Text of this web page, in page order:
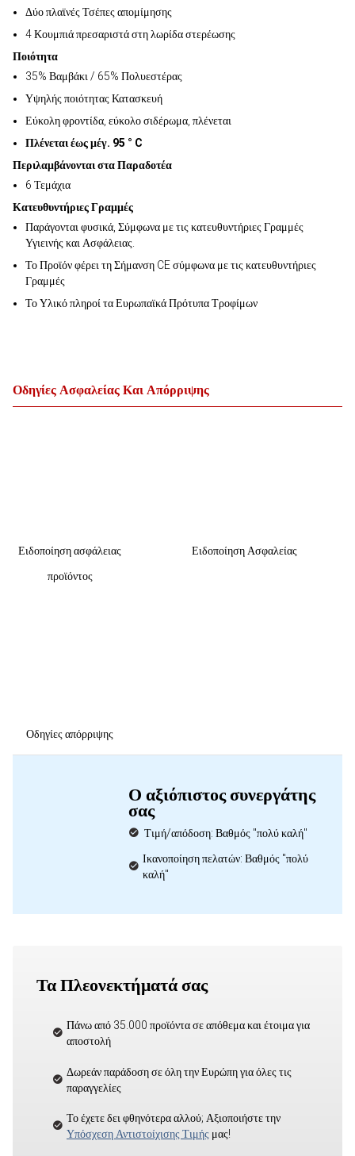
Δύο πλαϊνές Τσέπες απομίμησης
4 Κουμπιά πρεσαριστά στη λωρίδα στερέωσης
Ποιότητα
35% Βαμβάκι / 65% Πολυεστέρας
Υψηλής ποιότητας Κατασκευή
Εύκολη φροντίδα, εύκολο σιδέρωμα, πλένεται
Πλένεται έως μέγ. 95 ° C
Περιλαμβάνονται στα Παραδοτέα
6 Τεμάχια
Κατευθυντήριες Γραμμές
Παράγονται φυσικά, Σύμφωνα με τις κατευθυντήριες Γραμμές
Υγιεινής και Ασφάλειας.
Το Προϊόν φέρει τη Σήμανση CE σύμφωνα με τις κατευθυντήριες
Γραμμές
Το Υλικό πληροί τα Ευρωπαϊκά Πρότυπα Τροφίμων
Οδηγίες Ασφαλείας Και Απόρριψης
Ειδοποίηση ασφάλειας
προϊόντος
Ειδοποίηση Ασφαλείας
Οδηγίες απόρριψης
Ο αξιόπιστος συνεργάτης
σας
Τιμή/απόδοση: Βαθμός "πολύ καλή"
Ικανοποίηση πελατών: Βαθμός "πολύ
καλή"
Τα Πλεονεκτήματά σας
Πάνω από 35.000 προϊόντα σε απόθεμα και έτοιμα για
αποστολή
Δωρεάν παράδοση σε όλη την Ευρώπη για όλες τις
παραγγελίες
Το έχετε δει φθηνότερα αλλού; Αξιοποιήστε την
Υπόσχεση Αντιστοίχισης Τιμής μας!